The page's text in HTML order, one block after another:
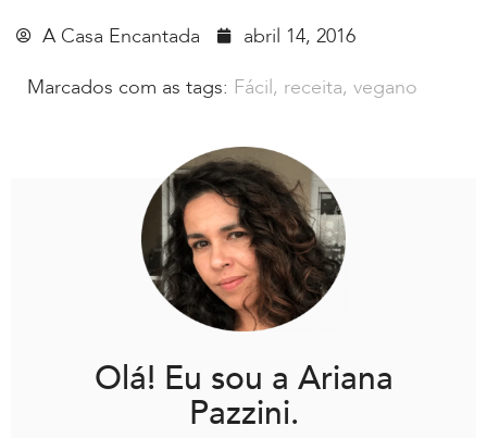
A Casa Encantada
abril 14, 2016
Marcados com as tags: Fácil, receita, vegano
Olá! Eu sou a Ariana
Pazzini.